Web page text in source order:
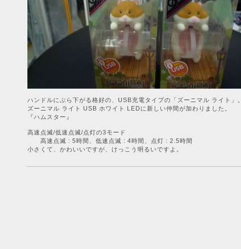
ハンドルにぶら下がる格好の、USB充電タイプの「ズーニマル ライト」。
ズーニマル ライト USB ホワイト LEDに新しい仲間が加わりました。
『ハムスター』
高速点滅/低速点滅/点灯の3モード
高速点滅 : 5時間、低速点滅 : 4時間、点灯 : 2.5時間
小さくて、かわいいですが、けっこう明るいですよ。